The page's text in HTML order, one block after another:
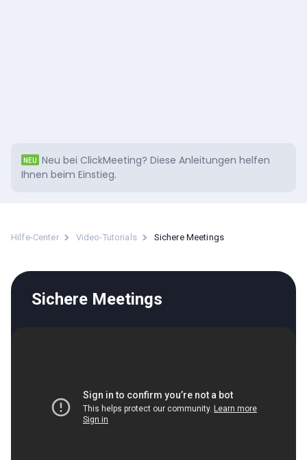
NEU Neu bei ClickMeeting? Diese Anleitungen helfen
Ihnen beim Einstieg.
Hilfe-Center Video-Tutorials Sichere Meetings
Sichere Meetings